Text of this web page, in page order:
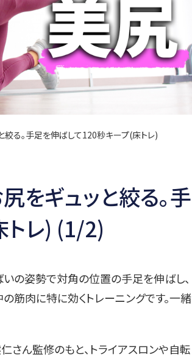
絞る。手足を伸ばして120秒キープ(床トレ)
をギュッと絞る。手
レ) (1/2)
いの姿勢で対角の位置の手足を伸ばし、
筋肉に特に効くトレーニングです。一緒
さん監修のもと、トライアスロンや自転